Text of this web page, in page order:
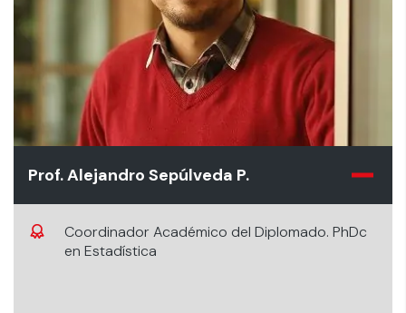
Prof. Alejandro Sepúlveda P.
Coordinador Académico del Diplomado. PhDc
en Estadística